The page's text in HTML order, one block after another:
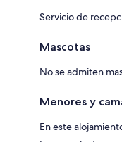
Servicio de
Mascotas
No se admiten
Menores y
En este